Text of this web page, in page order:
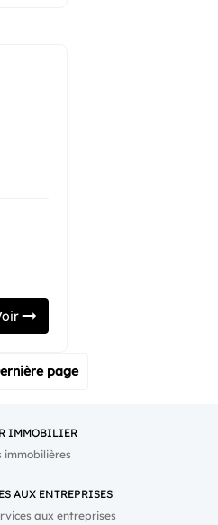
page
IMMOBILIER
immobilières
AUX ENTREPRISES
aux entreprises